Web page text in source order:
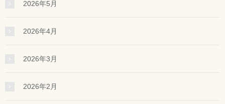
2026年5月
2026年4月
2026年3月
2026年2月